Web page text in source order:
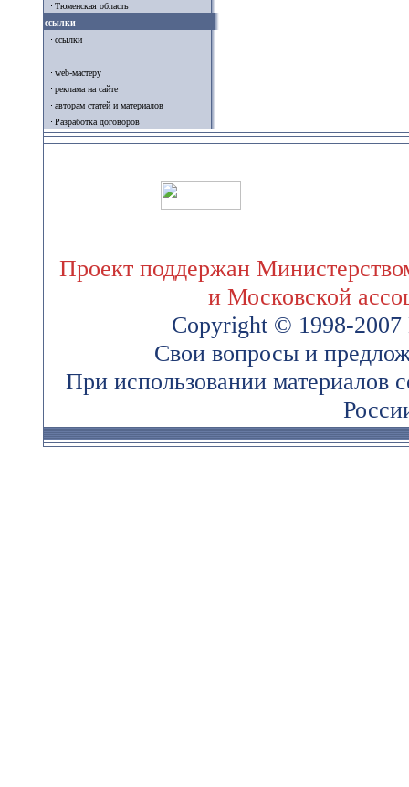
Тюменская область
ссылки
ссылки
web-мастеру
реклама на сайте
авторам статей и материалов
Разработка договоров
Проект поддержан
и Московской
Copyright © 1998-
Свои вопросы и
При использовании материалов